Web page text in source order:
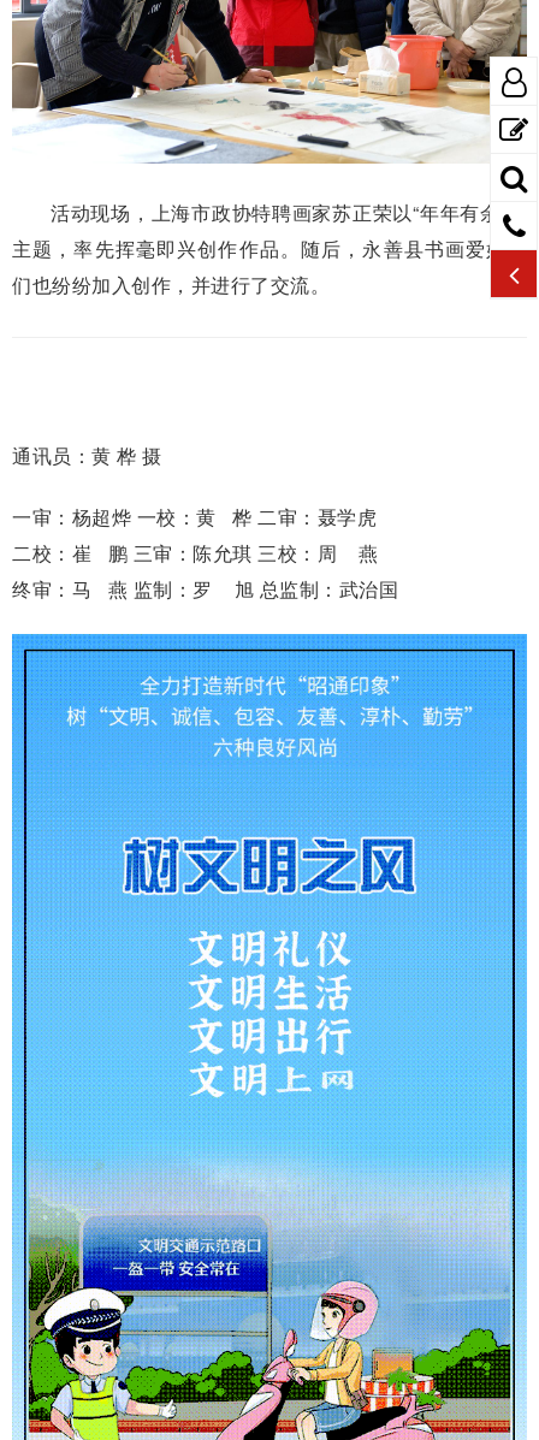
活动现场，上海市政协特聘画家苏正荣以“年年有余”为
主题，率先挥毫即兴创作作品。随后，永善县书画爱好者
们也纷纷加入创作，并进行了交流。
通讯员：黄 桦 摄
一审：杨超烨 一校：黄 桦 二审：聂学虎
二校：崔 鹏 三审：陈允琪 三校：周 燕
终审：马 燕 监制：罗 旭 总监制：武治国